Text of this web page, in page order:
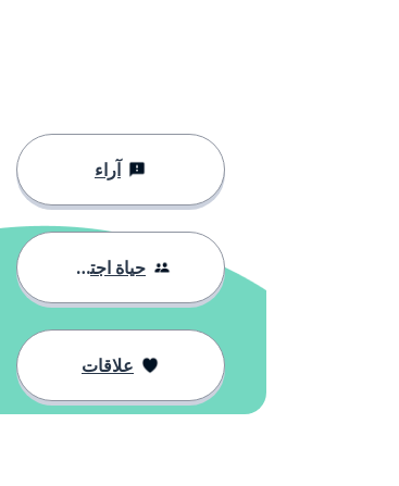
antique
préciser
d'après
le bébé
آراء
حياة اجتماعية
علاقات